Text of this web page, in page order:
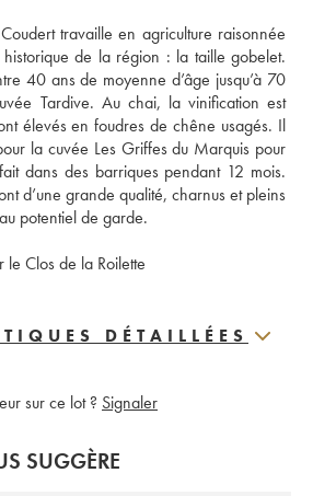
travaille en agriculture raisonnée
de la région : la taille gobelet.
40 ans de moyenne d’âge jusqu’à 70
Tardive. Au chai, la vinification est
élevés en foudres de chêne usagés. Il
la cuvée Les Griffes du Marquis pour
dans des barriques pendant 12 mois.
d’une grande qualité, charnus et pleins
potentiel de garde.
le Clos de la Roilette
DÉTAILLÉES
sur ce lot ? Signaler
SUGGÈRE